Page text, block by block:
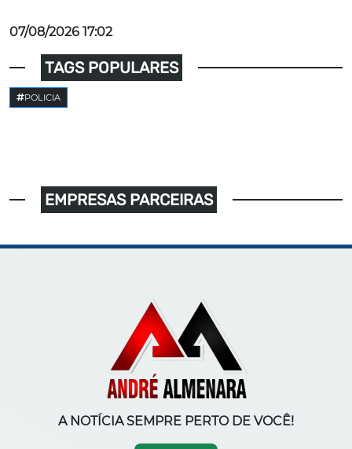
07/08/2026 17:02
TAGS POPULARES
POLICIA
EMPRESAS PARCEIRAS
A NOTÍCIA SEMPRE PERTO DE VOCÊ!